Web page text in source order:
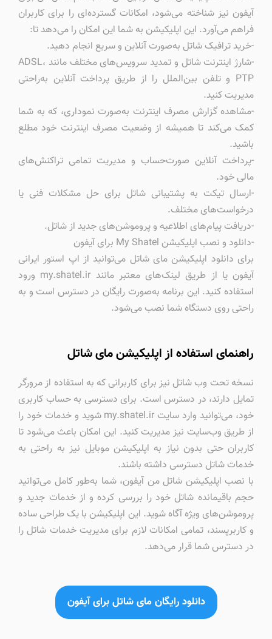
آیفون نیز شناخته می‌شود، امکانات گسترده‌ای را برای کاربران
فراهم می‌آورد. این اپلیکیشن به شما این امکان را می‌دهد تا:
-خرید ترافیک شاتل به‌صورت آنلاین و سریع انجام دهید.
-شارژ اینترنت شاتل و تمدید سرویس‌های مختلف مانند ADSL،
PTP و تلفن بین‌الملل را از طریق پرداخت آنلاین به‌راحتی
مدیریت کنید.
-مشاهده گزارش مصرف اینترنت به‌صورت نموداری، که به شما
کمک می‌کند تا همیشه از وضعیت مصرف اینترنت خود مطلع
باشید.
-پرداخت آنلاین صورت‌حساب و مدیریت تمامی تراکنش‌های
مالی خود.
-ارسال تیکت به پشتیبانی شاتل برای حل مشکلات فنی یا
درخواست‌های مختلف.
-دریافت پیام‌های اطلاعیه و پروموشن‌های جدید از شاتل.
-دانلود و نصب اپلیکیشن My Shatel برای آیفون
برای دانلود اپلیکیشن مای شاتل می‌توانید از اپ استور ایرانی
آیفون یا از طریق لینک‌های معتبر مانند my.shatel.ir ورود
استفاده کنید. این برنامه به‌صورت رایگان در دسترس است و به
راحتی روی دستگاه شما نصب می‌شود.
راهنمای استفاده از اپلیکیشن مای شاتل
نسخه تحت وب شاتل نیز برای کاربرانی که به استفاده از مرورگر
تمایل دارند، در دسترس است. برای دسترسی به حساب کاربری
خود، می‌توانید وارد سایت my.shatel.ir شوید و خدمات خود را
از طریق وب‌سایت نیز مدیریت کنید. این امکان باعث می‌شود تا
کاربران حتی بدون نیاز به اپلیکیشن موبایل نیز به راحتی به
خدمات شاتل دسترسی داشته باشند.
با نصب اپلیکیشن شاتل من آیفون، شما به‌طور کامل می‌توانید
حجم باقیمانده شاتل خود را بررسی کرده و از خدمات جدید و
پروموشن‌های ویژه آگاه شوید. این اپلیکیشن با یک طراحی ساده
و کاربرپسند، تمامی امکانات لازم برای مدیریت خدمات شاتل را
در دسترس شما قرار می‌دهد.
دانلود رایگان مای شاتل برای آیفون